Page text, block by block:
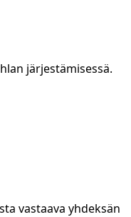
järjestämisessä.
vastaava yhdeksän